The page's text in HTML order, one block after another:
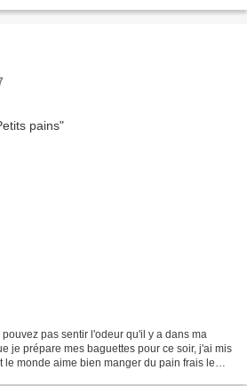
pas sentir l'odeur qu'il y a dans ma
je prépare mes baguettes pour ce soir, j'ai mis
le monde aime bien manger du pain frais le